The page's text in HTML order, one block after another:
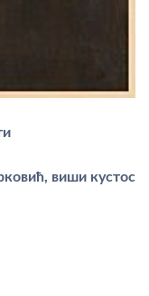
виши кустос